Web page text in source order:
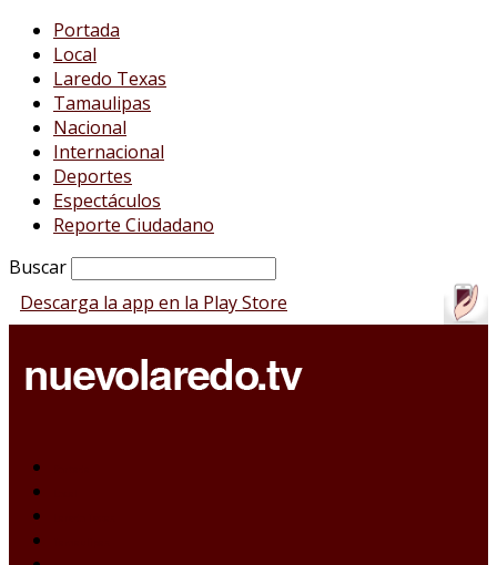
Portada
Local
Laredo Texas
Tamaulipas
Nacional
Internacional
Deportes
Espectáculos
Reporte Ciudadano
Buscar
Descarga la app en la Play Store